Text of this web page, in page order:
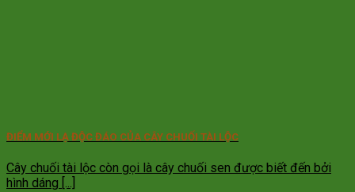
ĐIỂM MỚI LẠ ĐỘC ĐÁO CỦA CÂY CHUỐI TÀI LỘC
Cây chuối tài lộc còn gọi là cây chuối sen được biết đến bởi
hình dáng [...]